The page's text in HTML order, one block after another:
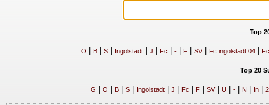
Top
O B| S| Ingolstadt| J Fc -| F| SV| Fc ingolstadt 04|
Top 20
G O B| S| Ingolstadt| J Fc F| SV| Ü| -| N In| 2